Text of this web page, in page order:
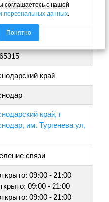
23, Krasnodar
край
край, г
им. Тургенева ул,
связи
09:00 - 21:00
09:00 - 21:00
09:00 - 21:00
соглашаетесь с нашей
персональных данных.
Понятно